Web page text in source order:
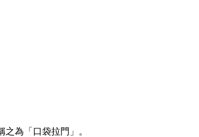
為「口袋拉門」。